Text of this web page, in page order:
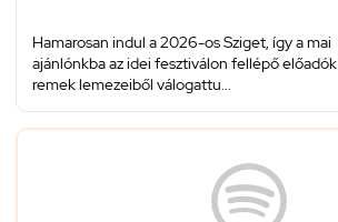
Hamarosan indul a 2026-os Sziget, így a mai
ajánlónkba az idei fesztiválon fellépő előadók
remek lemezeiből válogattu...